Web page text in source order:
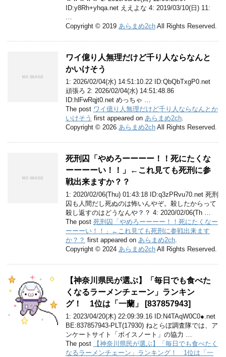
ID:y8Rh+yhqa.net ええよな 4: 2019/03/10(日) 11:
Copyright © 2019 あらまめ2ch All Rights Reserved.
ワイ億り人無理だけど千り人ならなんと
かいけそう
1: 2026/02/04(水) 14:51:10.22 ID:QbQbTxgP0.net
頑張ろ 2: 2026/02/04(水) 14:51:48.86
ID:hlFwRqjt0.net めっちゃ …
The post ワイ億り人無理だけど千り人ならなんとか
いけそう first appeared on あらまめ2ch
Copyright © 2026 あらまめ2ch All Rights Reserved.
死刑囚「やめろーーーー！！死にたくな
ーーーーい！！」←これ見ても死刑に参
戦出来ますか？？
1: 2020/02/06(Thu) 01:43:18 ID:q3zPRvu70.net 死刑
囚も人間だし死ぬのは怖いんやぞ。殺したからって
殺し返すのはどうなんや？？ 4: 2020/02/06(Th …
The post 死刑囚「やめろーーーー！！死にたくなー
ーーーい！！」←これ見ても死刑に参戦出来ます
か？？ first appeared on あらまめ2ch
Copyright © 2024 あらまめ2ch All Rights Reserved.
【神奈川県民が選ぶ】「毎日でも食べた
くなるラーメンチェーン」ランキン
グ！ 1位は「一蘭」 [837857943]
1: 2023/04/20(木) 22:09:39.16 ID:N4TAqW0C0●.net
BE:837857943-PLT(17930) ねとらぼ調査隊では、ア
ンケートサイト「ボイスノート」の協力 …
The post
【神奈川県民が選ぶ】「毎日でも食べたく
なるラーメンチェーン」ランキング！ 1位は「一